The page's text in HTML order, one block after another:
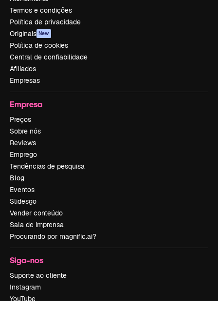
Termos e condições
Política de privacidade
Originais New
Política de cookies
Central de confiabilidade
Afiliados
Empresas
Empresa
Preços
Sobre nós
Reviews
Emprego
Tendências de pesquisa
Blog
Eventos
Slidesgo
Vender conteúdo
Sala de imprensa
Procurando por magnific.ai?
Siga-nos
Suporte ao cliente
Instagram
YouTube